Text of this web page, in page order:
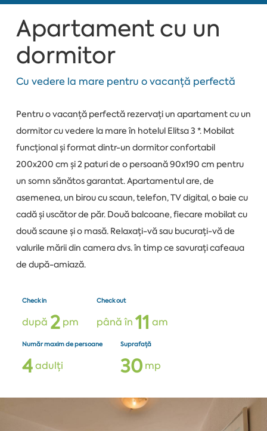
Apartament cu un
dormitor
Cu vedere la mare pentru o vacanță perfectă
Pentru o vacanță perfectă rezervați un apartament cu un
dormitor cu vedere la mare în hotelul Elitsa 3 *. Mobilat
funcțional și format dintr-un dormitor confortabil
200x200 cm și 2 paturi de o persoană 90x190 cm pentru
un somn sănătos garantat. Apartamentul are, de
asemenea, un birou cu scaun, telefon, TV digital, o baie cu
cadă și uscător de păr. Două balcoane, fiecare mobilat cu
două scaune și o masă. Relaxați-vă sau bucurați-vă de
valurile mării din camera dvs. în timp ce savurați cafeaua
de după-amiază.
Check in
după 2pm
Check out
până în 11 am
Număr maxim de persoane
4adulți
Suprafață
30mp